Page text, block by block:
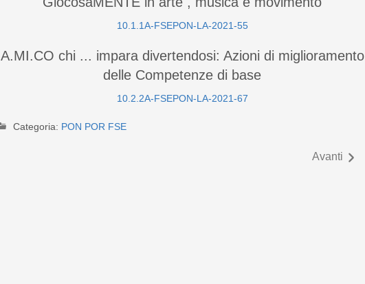
10.1.1A-FSEPON-LA-2021-55
A.MI.CO chi ... impara divertendosi: Azioni di miglioramento
delle Competenze di base
10.2.2A-FSEPON-LA-2021-67
Categoria: PON POR FSE
Avanti